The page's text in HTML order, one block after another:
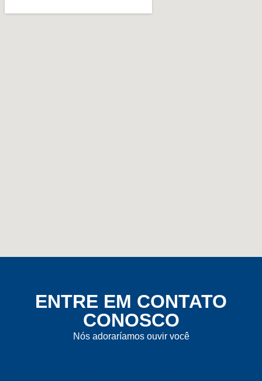
ENTRE EM CONTATO
CONOSCO
Nós adoraríamos ouvir você